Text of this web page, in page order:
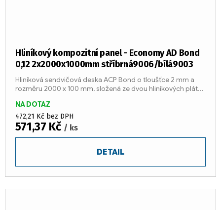
Hliníkový kompozitní panel - Economy AD Bond
0,12 2x2000x1000mm stříbrná9006/bílá9003
NA DOTAZ
472,21 Kč bez DPH
571,37 Kč / ks
DETAIL
Hliníková sendvičová deska ACP Bond o tloušťce 2 mm a
rozměru 2000 x 100 mm, složená ze dvou hliníkových plátů
oheň E)....